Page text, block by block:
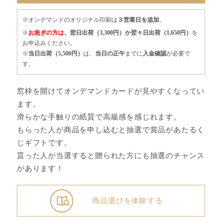
※オンデマンドのオリジナル印刷は ３営業日を追加。
※お急ぎの方は、翌日出荷（3,300円）か翌々日出荷（1,650円） を
お申込みください。
※当日出荷（5,500円）は、 当日の正午までに入金確認が必要で
す。
商品選びを体験する
窓枠を開けてオンデマンドカードが見やすくなってい
ます。
滑らかな手触りの紙質で高級感を感じれます。
もらった人が商品を申し込むと抽選で賞品があたるく
じギフトです。
貰った人が当選すると贈られた方にも抽選のチャンス
があります！